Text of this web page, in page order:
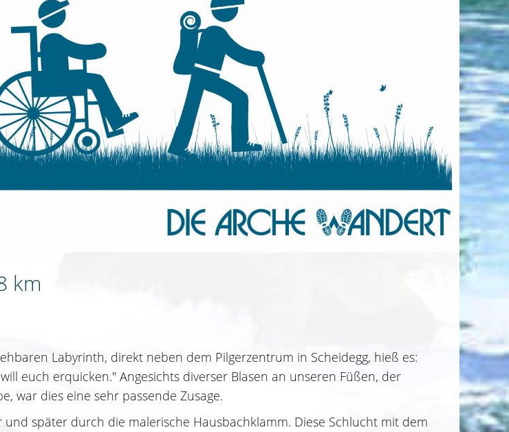
km
Labyrinth, direkt neben dem Pilgerzentrum in Scheidegg, hieß es:
euch erquicken." Angesichts diverser Blasen an unseren Füßen, der
war dies eine sehr passende Zusage.
später durch die malerische Hausbachklamm. Diese Schlucht mit dem